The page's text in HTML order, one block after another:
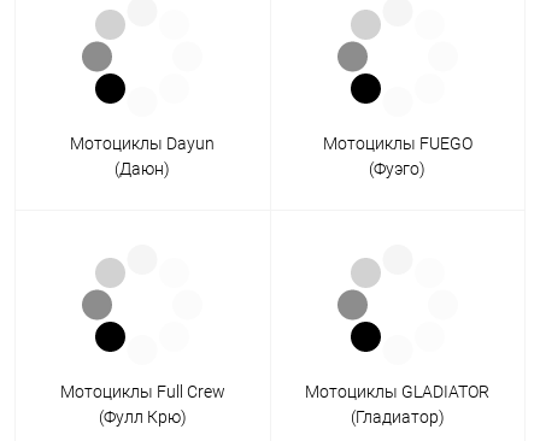
Мотоциклы Dayun
(Даюн)
Мотоциклы FUEGO
(Фуэго)
Мотоциклы Full Crew
(Фулл Крю)
Мотоциклы GLADIATOR
(Гладиатор)